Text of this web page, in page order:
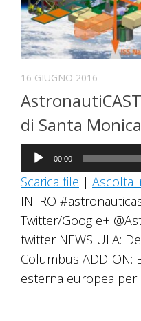
16 GIUGNO 2016
di Santa Monica
Audio
Player
00:00
Scarica file | Ascolta
INTRO
Twitter/Google+
twitter NEWS ULA:
Columbus ADD-ON:
esterna europea per